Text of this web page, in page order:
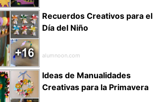
Recuerdos Creativos para el
Día del Niño
alumnoon.com
Ideas de Manualidades
Creativas para la Primavera